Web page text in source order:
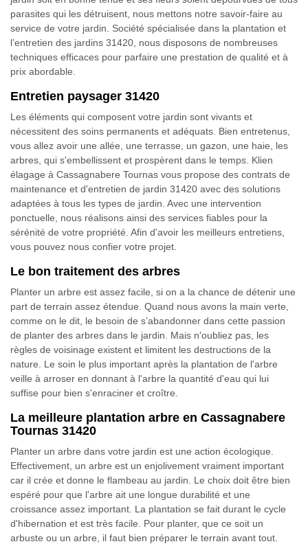
parasites qui les détruisent, nous mettons notre savoir-faire au
service de votre jardin. Société spécialisée dans la plantation et
l’entretien des jardins 31420, nous disposons de nombreuses
techniques efficaces pour parfaire une prestation de qualité et à
prix abordable.
Entretien paysager 31420
Les éléments qui composent votre jardin sont vivants et
nécessitent des soins permanents et adéquats. Bien entretenus,
vous allez avoir une allée, une terrasse, un gazon, une haie, les
arbres, qui s'embellissent et prospèrent dans le temps. Klien
élagage à Cassagnabere Tournas vous propose des contrats de
maintenance et d'entretien de jardin 31420 avec des solutions
adaptées à tous les types de jardin. Avec une intervention
ponctuelle, nous réalisons ainsi des services fiables pour la
sérénité de votre propriété. Afin d'avoir les meilleurs entretiens,
vous pouvez nous confier votre projet.
Le bon traitement des arbres
Planter un arbre est assez facile, si on a la chance de détenir une
part de terrain assez étendue. Quand nous avons la main verte,
comme on le dit, le besoin de s’abandonner dans cette passion
de planter des arbres dans le jardin. Mais n'oubliez pas, les
règles de voisinage existent et limitent les destructions de la
nature. Le soin le plus important après la plantation de l'arbre
veille à arroser en donnant à l'arbre la quantité d'eau qui lui
suffise pour bien s'enraciner et croître.
La meilleure plantation arbre en Cassagnabere
Tournas 31420
Planter un arbre dans votre jardin est une action écologique.
Effectivement, un arbre est un enjolivement vraiment important
car il crée et donne le flambeau au jardin. Le choix doit être bien
espéré pour que l'arbre ait une longue durabilité et une
croissance assez important. La plantation se fait durant le cycle
d'hibernation et est très facile. Pour planter, que ce soit un
arbuste ou un arbre, il faut bien préparer le terrain avant tout.